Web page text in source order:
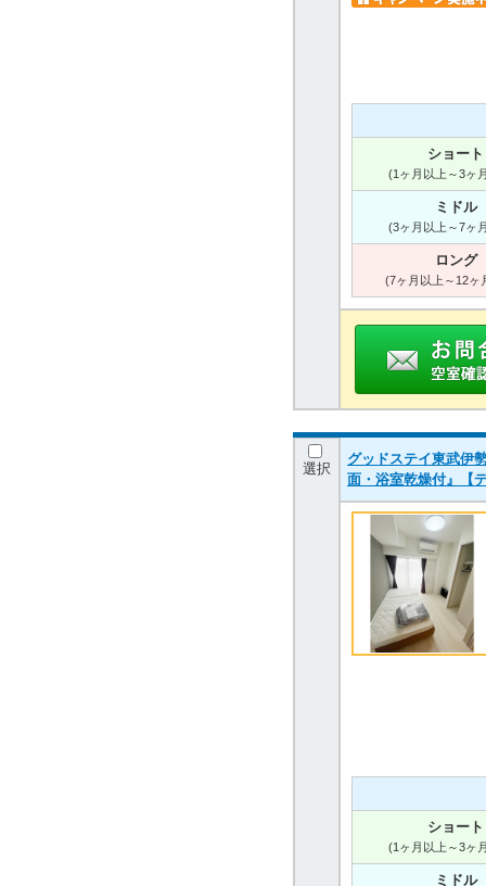
ショート
(1ヶ月以上～3ヶ
ミドル
(3ヶ月以上～7ヶ
ロング
(7ヶ月以上～12ヶ
選択
グッドステイ東武伊
面・浴室乾燥付』【
ショート
(1ヶ月以上～3ヶ
ミドル